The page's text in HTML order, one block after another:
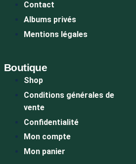
Contact
Albums privés
Mentions légales
Boutique
Shop
Conditions générales de
vente
Confidentialité
Mon compte
Mon panier